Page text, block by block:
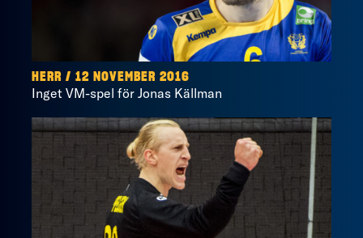
HERR / 12 NOVEMBER 2016
Inget VM-spel för Jonas Källman